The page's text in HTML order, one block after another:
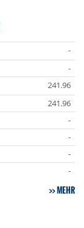
-
-
241.96
241.96
-
-
-
-
MEHR